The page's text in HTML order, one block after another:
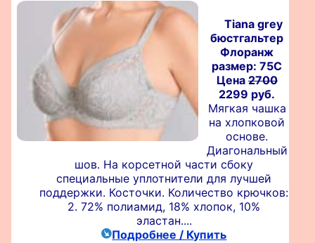
Tiana grey
бюстгальтер
Флоранж
размер: 75C
Цена2700
2299 руб.
Мягкая чашка
на хлопковой
основе.
Диагональный
шов. На корсетной части сбоку
специальные уплотнители для лучшей
поддержки. Косточки. Количество крючков:
2. 72% полиамид, 18% хлопок, 10%
эластан....
Подробнее / Купить